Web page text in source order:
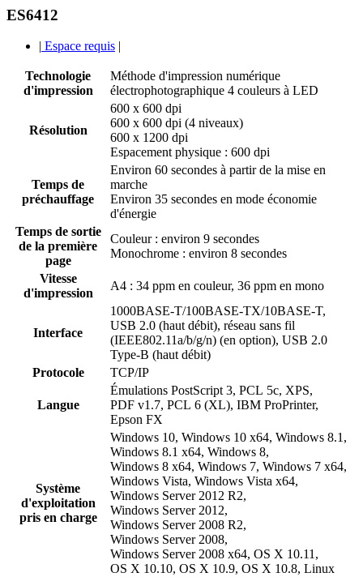
ES6412
| Espace requis |
Technologie
d'impression
Méthode d'impression numérique
électrophotographique 4 couleurs à LED
Résolution
600 x 600 dpi
600 x 600 dpi (4 niveaux)
600 x 1200 dpi
Espacement physique : 600 dpi
Temps de
préchauffage
Environ 60 secondes à partir de la mise en
marche
Environ 35 secondes en mode économie
d'énergie
Temps de sortie
de la première
page
Couleur : environ 9 secondes
Monochrome : environ 8 secondes
Vitesse
d'impression
A4 : 34 ppm en couleur, 36 ppm en mono
Interface
1000BASE-T/100BASE-TX/10BASE-T,
USB 2.0 (haut débit), réseau sans fil
(IEEE802.11a/b/g/n) (en option), USB 2.0
Type-B (haut débit)
Protocole
TCP/IP
Langue
Émulations PostScript 3, PCL 5c, XPS,
PDF v1.7, PCL 6 (XL), IBM ProPrinter,
Epson FX
Système
d'exploitation
pris en charge
Windows 10, Windows 10 x64, Windows 8.1,
Windows 8.1 x64, Windows 8,
Windows 8 x64, Windows 7, Windows 7 x64,
Windows Vista, Windows Vista x64,
Windows Server 2012 R2,
Windows Server 2012,
Windows Server 2008 R2,
Windows Server 2008,
Windows Server 2008 x64, OS X 10.11,
OS X 10.10, OS X 10.9, OS X 10.8, Linux